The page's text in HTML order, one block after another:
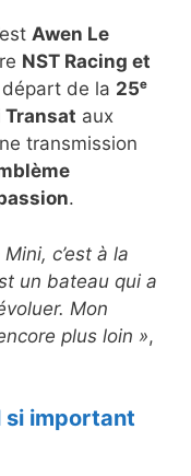
Awen Le
NST Racing et
de la 25ᵉ
Transat aux
transmission
.
c’est à la
un bateau qui a
Mon
plus loin »,
si important